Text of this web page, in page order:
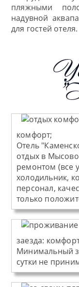
пляжными
надувной
для гостей отеля.
комфорт;
Отель
отдых в
ремонтом (все
холодильник,
персонал,
только
заезда:
Минимальный
сутки не